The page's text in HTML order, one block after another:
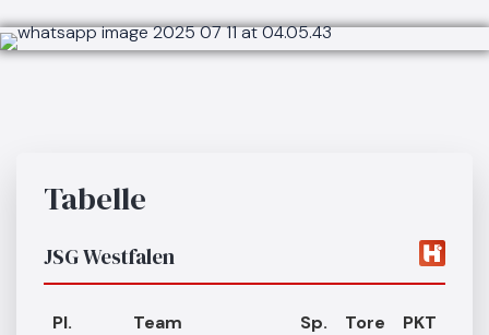
Tabelle
JSG Westfalen
Pl. Team Sp. Tore PKT